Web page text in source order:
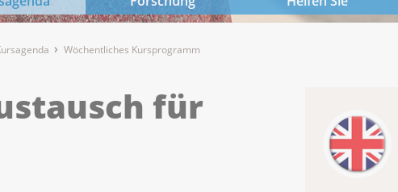
Wöchentliches Kursprogramm
für